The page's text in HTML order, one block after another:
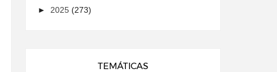
► 2025 (273)
TEMÁTICAS